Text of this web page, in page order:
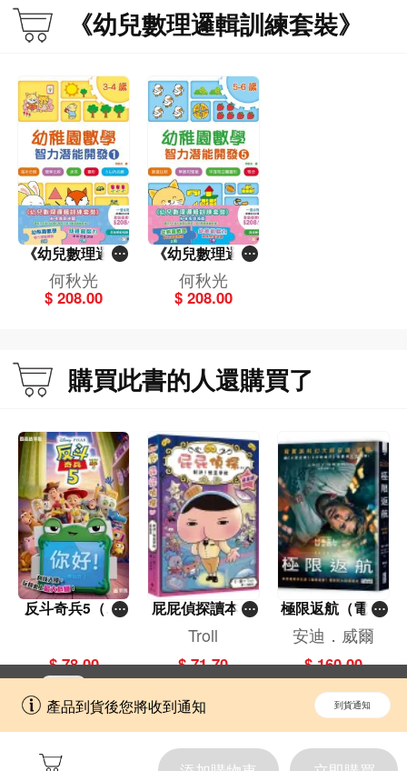
產品到貨後您將收到通知 到貨通知
《幼兒數理邏輯訓練套裝》
《幼兒數理邏輯
訓練套裝》(3-4
歲啟迪篇）一套4
何秋光
$ 208.00
《幼兒數理邏輯
訓練套裝》(5-6
歲增強篇）一套4
何秋光
$ 208.00
購買此書的人還購買了
反斗奇兵5（圖
$ 78.00
屁屁偵探讀本(1
3)－－對決！怪
篇）
Troll
$ 71.70
極限返航（電影
書衣典藏版）
（獨家收錄作者
訪談）
安迪．威爾
$ 160.00
擁抱更全面的購物和文化體驗。
開啟